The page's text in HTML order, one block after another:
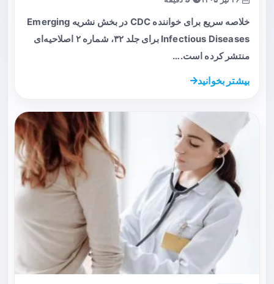
خلاصه سریع برای خواننده CDC در بخش نشریه Emerging
Infectious Diseases برای جلد ۳۲، شماره ۲ اصلاحیه‌ای
منتشر کرده است.…
بیشتر بخوانید